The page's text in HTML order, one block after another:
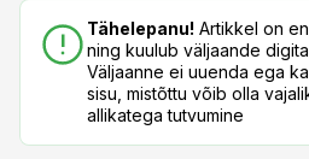
Tähelepanu! Artikkel on
ning kuulub väljaande
Väljaanne ei uuenda ega
sisu, mistõttu võib olla
allikatega tutvumine